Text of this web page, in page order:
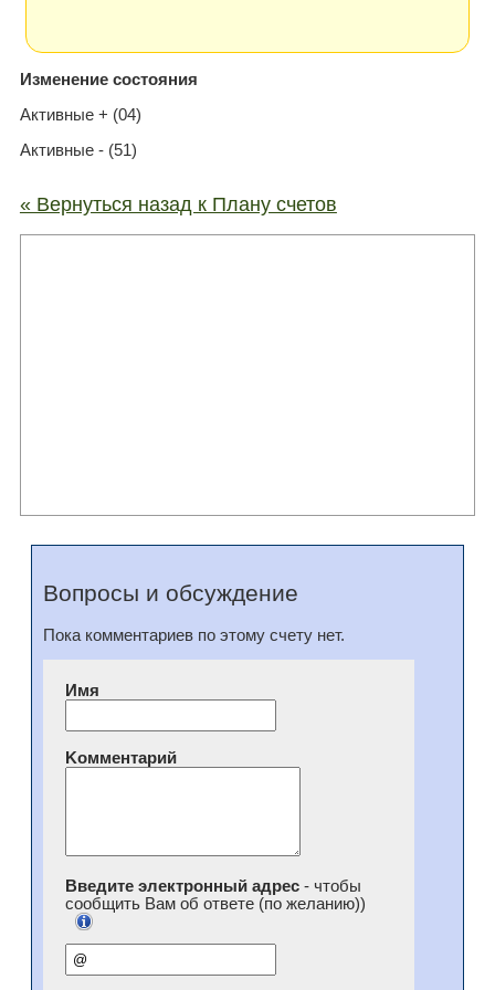
Изменение состояния
Активные + (04)
Активные - (51)
« Вернуться назад к Плану счетов
Вопросы и обсуждение
Пока комментариев по этому счету нет.
Имя
Kомментарий
Введите электронный адрес- чтобы
сообщить Вам об ответе (по желанию))